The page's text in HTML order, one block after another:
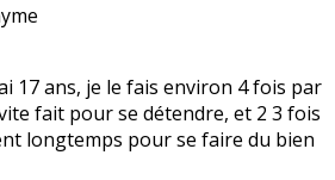
17 ans, je le fais environ 4 fois par
fait pour se détendre, et 2 3 fois
longtemps pour se faire du bien